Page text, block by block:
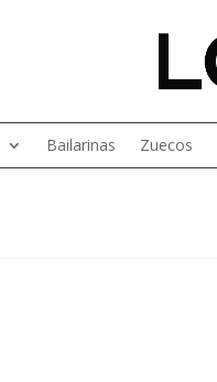
Bailarinas Zuecos